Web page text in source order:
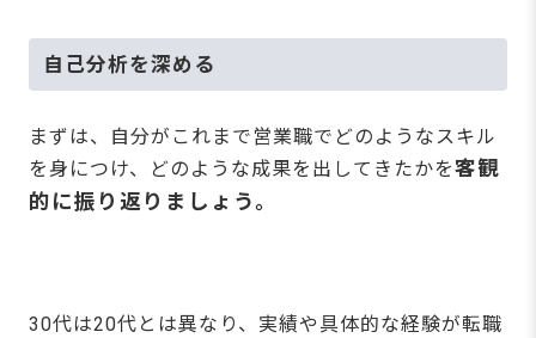
自己分析を深める
まずは、自分がこれまで営業職でどのようなスキル
を身につけ、どのような成果を出してきたかを客観
的に振り返りましょう。
30代は20代とは異なり、実績や具体的な経験が転職